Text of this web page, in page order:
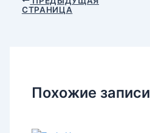
СТРАНИЦА
Похожие записи